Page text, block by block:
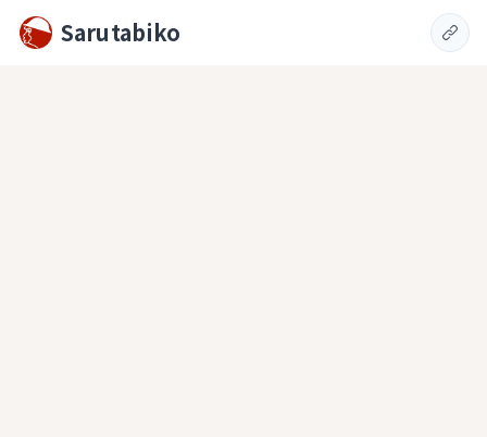
Sarutabiko